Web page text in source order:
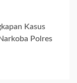
Kasus
Polres